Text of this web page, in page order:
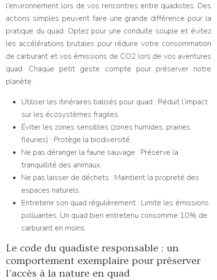
l’environnement lors de vos rencontres entre quadistes. Des
actions simples peuvent faire une grande différence pour la
pratique du quad. Optez pour une conduite souple et évitez
les accélérations brutales pour réduire votre consommation
de carburant et vos émissions de CO2 lors de vos aventures
quad. Chaque petit geste compte pour préserver notre
planète.
Utiliser les itinéraires balisés pour quad : Réduit l’impact
sur les écosystèmes fragiles.
Éviter les zones sensibles (zones humides, prairies
fleuries) : Protège la biodiversité.
Ne pas déranger la faune sauvage : Préserve la
tranquillité des animaux.
Ne pas laisser de déchets : Maintient la propreté des
espaces naturels.
Entretenir son quad régulièrement : Limite les émissions
polluantes. Un quad bien entretenu consomme 10% de
carburant en moins.
Le code du quadiste responsable : un
comportement exemplaire pour préserver
l’accès à la nature en quad